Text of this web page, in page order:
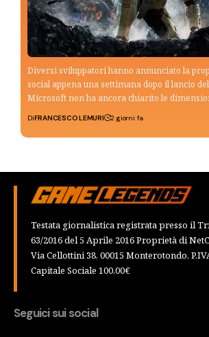
Diversi sviluppatori hanno annunciato la
social appena una settimana dopo il lancio
Microsoft non ha ancora chiarito le
DiFRANCESCO LEMURI 2 giorni fa
Testata giornalistica registrata presso il
63/2016 del 5 Aprile 2016 Proprietà di
Via Cellottini 38, 00015 Monterotondo,
Capitale Sociale 100,00€
Seguici sui social